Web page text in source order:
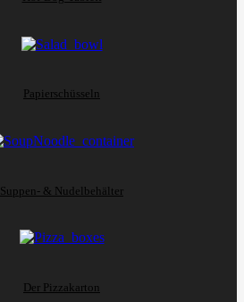
Papierschüsseln
Suppen- & Nudelbehälter
Der Pizzakarton